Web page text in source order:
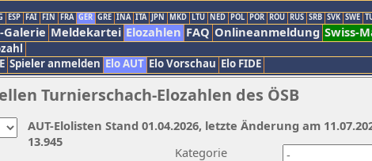
ESP FAI FIN FRA GER GRE INA ITA JPN MKD LTU NED POL POR ROU RUS SRB SVK SWE
Galerie Meldekartei Elozahlen FAQ Onlineanmeldung Swiss-
Spieler anmelden Elo AUT Elo Vorschau Elo FIDE
Turnierschach-Elozahlen des ÖSB
Kategorie
AUT-Elolisten Stand 01.04.2026, letzte Änderung am
13.945